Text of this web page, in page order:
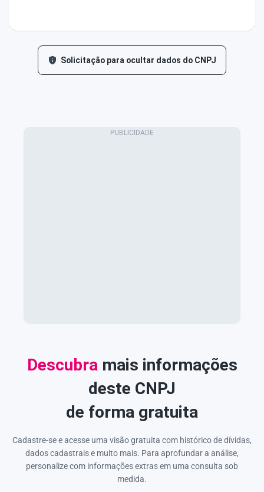
Solicitação para ocultar dados do CNPJ
Descubra mais informações
deste CNPJ
de forma gratuita
Cadastre-se e acesse uma visão gratuita com histórico de dívidas,
dados cadastrais e muito mais. Para aprofundar a análise,
personalize com informações extras em uma consulta sob
medida.